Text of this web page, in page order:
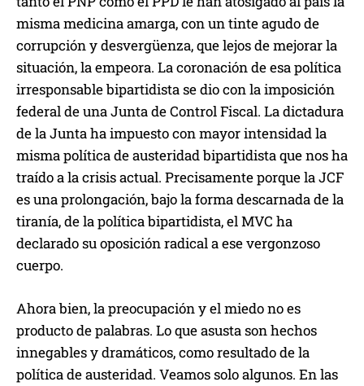
misma medicina amarga, con un tinte agudo de
corrupción y desvergüenza, que lejos de mejorar la
situación, la empeora. La coronación de esa política
irresponsable bipartidista se dio con la imposición
federal de una Junta de Control Fiscal. La dictadura
de la Junta ha impuesto con mayor intensidad la
misma política de austeridad bipartidista que nos ha
traído a la crisis actual. Precisamente porque la JCF
es una prolongación, bajo la forma descarnada de la
tiranía, de la política bipartidista, el MVC ha
declarado su oposición radical a ese vergonzoso
cuerpo.
Ahora bien, la preocupación y el miedo no es
producto de palabras. Lo que asusta son hechos
innegables y dramáticos, como resultado de la
política de austeridad. Veamos solo algunos. En las